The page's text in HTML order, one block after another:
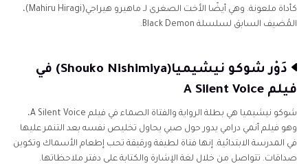
كأداة ملعونة. وهي أيضًا الأخت الصغرى لـ ماهيرو هيراجي(Mahiru Hiragi)،
المُضيف السابق لسلسلة Black Demon.
دَوْر شوكو نيشيميا(Shouko Nishimiya) في
فيلم A Silent Voice
شوكو نيشيميا هي بطلة الرواية والفتاة الصماء في فيلم A Silent Voice،
وهو فيلم أنمي درامي يدور حول صبي يحاول تخليص نفسه بعد التنمر عليها
في المدرسة الابتدائية. إنها فتاة لطيفة ورقيقة تحب إطعام الأسماك وتكوين
صداقات. تتواصل من خلال لغة الإشارة والكتابة على دفتر ملاحظاتها.